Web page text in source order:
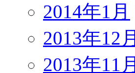
2014年1月
2013年12月
2013年11月